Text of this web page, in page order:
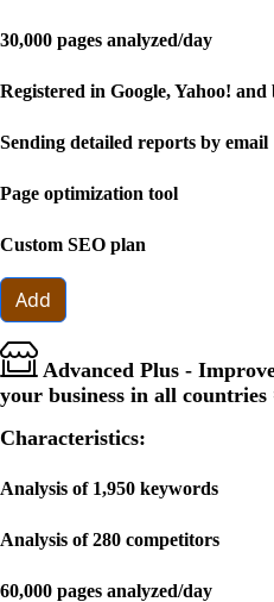
30,000 pages analyzed/day
Registered in Google, Yahoo! and
Sending detailed reports by email
Page optimization tool
Custom SEO plan
Add
Advanced Plus -
your business in all countries
Characteristics:
Analysis of 1,950 keywords
Analysis of 280 competitors
60,000 pages analyzed/day